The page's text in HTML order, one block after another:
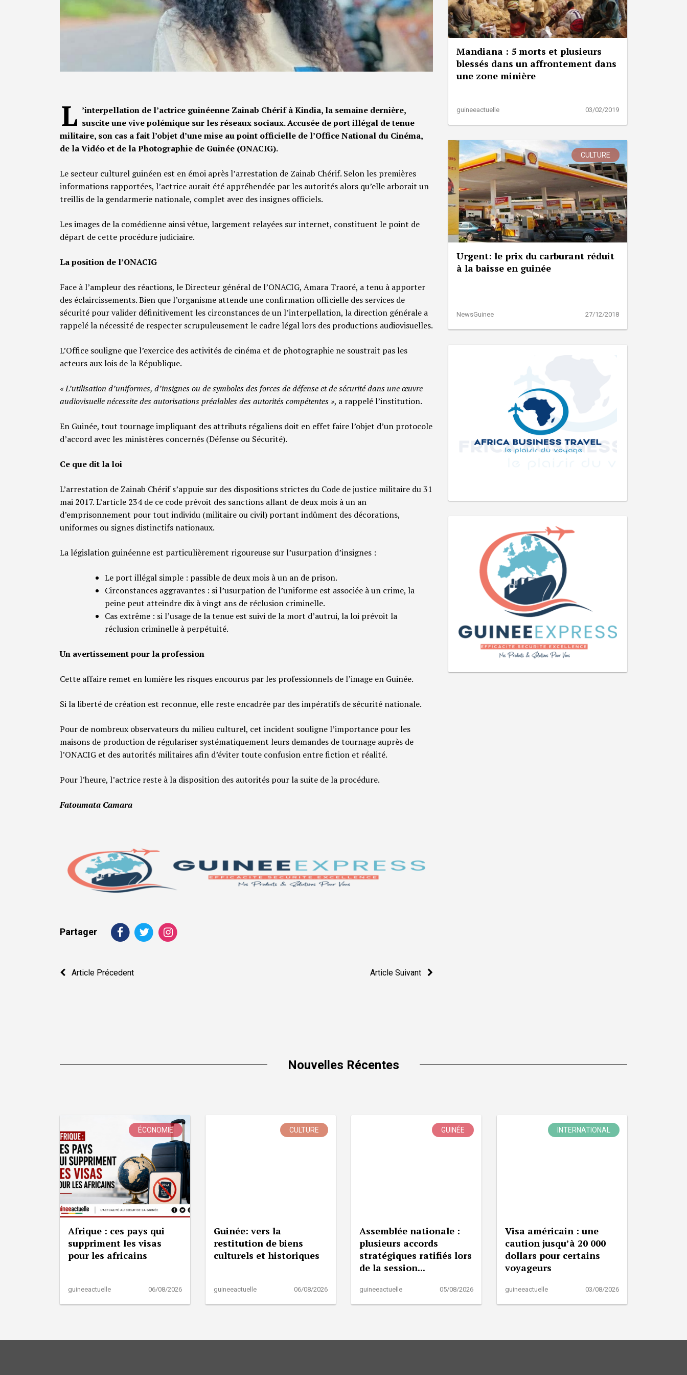
L ’interpellation de l’actrice guinéenne Zainab Chérif à Kindia, la semaine dernière,
suscite une vive polémique sur les réseaux sociaux. Accusée de port illégal de tenue
militaire, son cas a fait l’objet d’une mise au point officielle de l’Office National du Cinéma,
de la Vidéo et de la Photographie de Guinée (ONACIG).
​Le secteur culturel guinéen est en émoi après l’arrestation de Zainab Chérif. Selon les premières
informations rapportées, l’actrice aurait été appréhendée par les autorités alors qu’elle arborait un
treillis de la gendarmerie nationale, complet avec des insignes officiels.
Les images de la comédienne ainsi vêtue, largement relayées sur internet, constituent le point de
départ de cette procédure judiciaire.
La position de l’ONACIG
Face à l’ampleur des réactions, le Directeur général de l’ONACIG, Amara Traoré, a tenu à apporter
des éclaircissements. Bien que l’organisme attende une confirmation officielle des services de
sécurité pour valider définitivement les circonstances de un l’interpellation, la direction générale a
rappelé la nécessité de respecter scrupuleusement le cadre légal lors des productions audiovisuelles.
L’Office souligne que l’exercice des activités de cinéma et de photographie ne soustrait pas les
acteurs aux lois de la République.
« L’utilisation d’uniformes, d’insignes ou de symboles des forces de défense et de sécurité dans une œuvre
audiovisuelle nécessite des autorisations préalables des autorités compétentes », a rappelé l’institution.
En Guinée, tout tournage impliquant des attributs régaliens doit en effet faire l’objet d’un protocole
d’accord avec les ministères concernés (Défense ou Sécurité).
Ce que dit la loi
L’arrestation de Zainab Chérif s’appuie sur des dispositions strictes du Code de justice militaire du 31
mai 2017. L’article 234 de ce code prévoit des sanctions allant de deux mois à un an
d’emprisonnement pour tout individu (militaire ou civil) portant indûment des décorations,
uniformes ou signes distinctifs nationaux.
La législation guinéenne est particulièrement rigoureuse sur l’usurpation d’insignes :
Le port illégal simple : passible de deux mois à un an de prison.
​Circonstances aggravantes : si l’usurpation de l’uniforme est associée à un crime, la
peine peut atteindre dix à vingt ans de réclusion criminelle.
​Cas extrême : si l’usage de la tenue est suivi de la mort d’autrui, la loi prévoit la
réclusion criminelle à perpétuité.
Un avertissement pour la profession
​Cette affaire remet en lumière les risques encourus par les professionnels de l’image en Guinée.
Si la liberté de création est reconnue, elle reste encadrée par des impératifs de sécurité nationale.
Pour de nombreux observateurs du milieu culturel, cet incident souligne l’importance pour les
maisons de production de régulariser systématiquement leurs demandes de tournage auprès de
l’ONACIG et des autorités militaires afin d’éviter toute confusion entre fiction et réalité.
​Pour l’heure, l’actrice reste à la disposition des autorités pour la suite de la procédure.
Fatoumata Camara
Partager
Navigation
Article Précedent Article Suivant
Mandiana : 5 morts et plusieurs
blessés dans un affrontement dans
une zone minière
guineeactuelle 03/02/2019
CULTURE
Urgent: le prix du carburant réduit
à la baisse en guinée
NewsGuinee 27/12/2018
Nouvelles Récentes
ÉCONOMIE
Afrique : ces pays qui
suppriment les visas
pour les africains
guineeactuelle 06/08/2026
CULTURE
Guinée: vers la
restitution de biens
culturels et historiques
guineeactuelle 06/08/2026
GUINÉE
Assemblée nationale :
plusieurs accords
stratégiques ratifiés lors
de la session...
guineeactuelle 05/08/2026
INTERNATIONAL
Visa américain : une
caution jusqu’à 20 000
dollars pour certains
voyageurs
guineeactuelle 03/08/2026